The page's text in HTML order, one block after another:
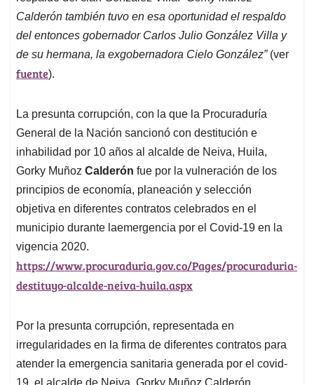
Calderón también tuvo en esa oportunidad el respaldo
del entonces gobernador Carlos Julio González Villa y
de su hermana, la exgobernadora Cielo González”(ver
fuente).
La presunta corrupción, con la que la Procuraduría
General de la Nación sancionó con destitución e
inhabilidad por 10 años al alcalde de Neiva, Huila,
Gorky Muñoz Calderón fue por la vulneración de los
principios de economía, planeación y selección
objetiva en diferentes contratos celebrados en el
municipio durante laemergencia por el Covid-19 en la
vigencia 2020.
https://www.procuraduria.gov.co/Pages/procuraduria-
destituyo-alcalde-neiva-huila.aspx
Por la presunta corrupción, representada en
irregularidades en la firma de diferentes contratos para
atender la emergencia sanitaria generada por el covid-